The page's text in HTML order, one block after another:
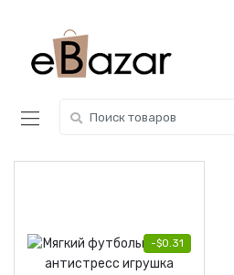
navigation
content
for:
-$0.31